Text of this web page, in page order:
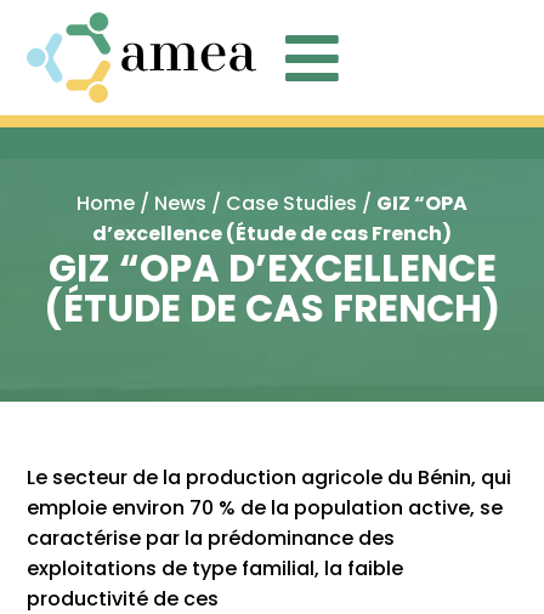

Home / News / Case Studies / GIZ “OPA
d’excellence (Étude de cas French)
GIZ “OPA D’EXCELLENCE
(ÉTUDE DE CAS FRENCH)
Le secteur de la production agricole du Bénin, qui
emploie environ 70 % de la population active, se
caractérise par la prédominance des
exploitations de type familial, la faible
productivité de ces